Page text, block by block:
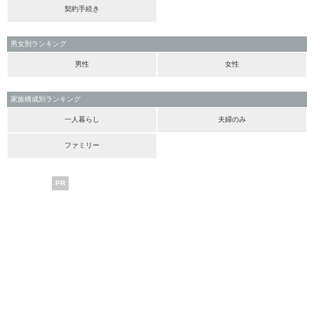
契約手続き
男女別ランキング
男性 女性
家族構成別ランキング
一人暮らし 夫婦のみ
ファミリー
PR